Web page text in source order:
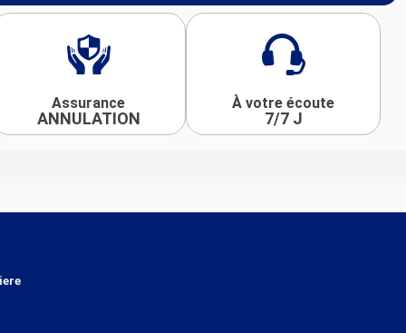
Assurance
ANNULATION
À votre écoute
7/7 J